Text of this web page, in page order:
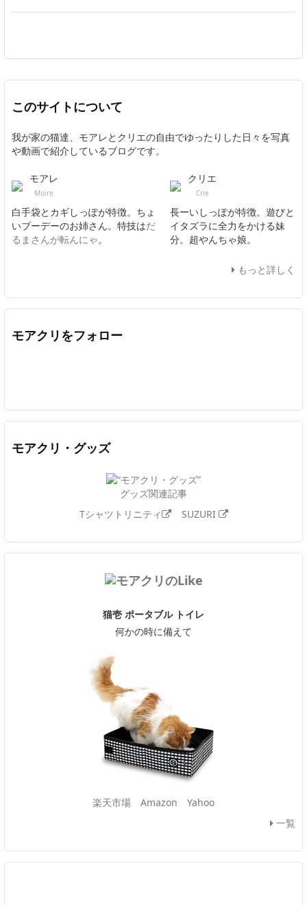
このサイトについて
我が家の猫達、モアレとクリエの自由でゆったりした日々を写真
や動画で紹介しているブログです。
モアレ
Moire
白手袋とカギしっぽが特徴。ちょ
いブーデーのお姉さん。特技はだ
るまさんが転んにゃ。
クリエ
Crie
長ーいしっぽが特徴。遊びと
イタズラに全力をかける妹
分。超やんちゃ娘。
もっと詳しく
モアクリをフォロー
モアクリ・グッズ
グッズ関連記事
Tシャツトリニティ
SUZURI
猫壱 ポータブル トイレ
何かの時に備えて
楽天市場 Amazon
Yahoo
一覧